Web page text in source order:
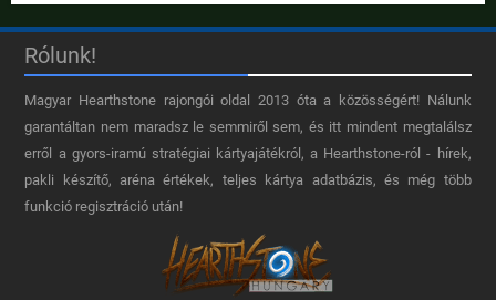
Rólunk!
Magyar Hearthstone​ rajongói oldal 2013 óta a közösségért! Nálunk
garantáltan nem maradsz le semmiről sem, és itt mindent megtalálsz
erről a gyors-iramú stratégiai kártyajátékról, a Hearthstone-ról - hírek,
pakli készítő, aréna értékek, teljes kártya adatbázis, és még több
funkció regisztráció után!